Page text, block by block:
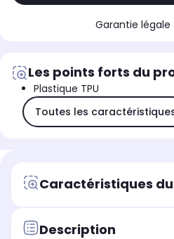
Garantie légale :
Les points forts du
Plastique TPU
Toutes les
Caractéristiques
Description